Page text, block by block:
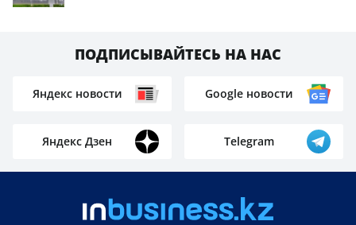
ПОДПИСЫВАЙТЕСЬ НА НАС
Яндекс новости Google новости
Яндекс Дзен Telegram